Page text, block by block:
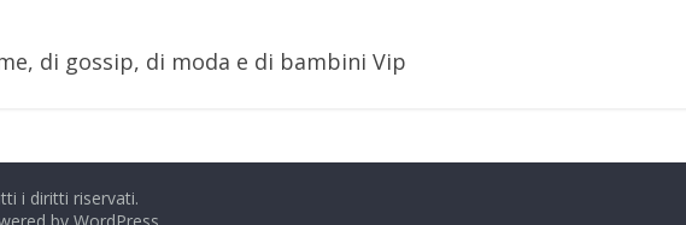
di gossip, di moda e di bambini Vip
i diritti riservati.